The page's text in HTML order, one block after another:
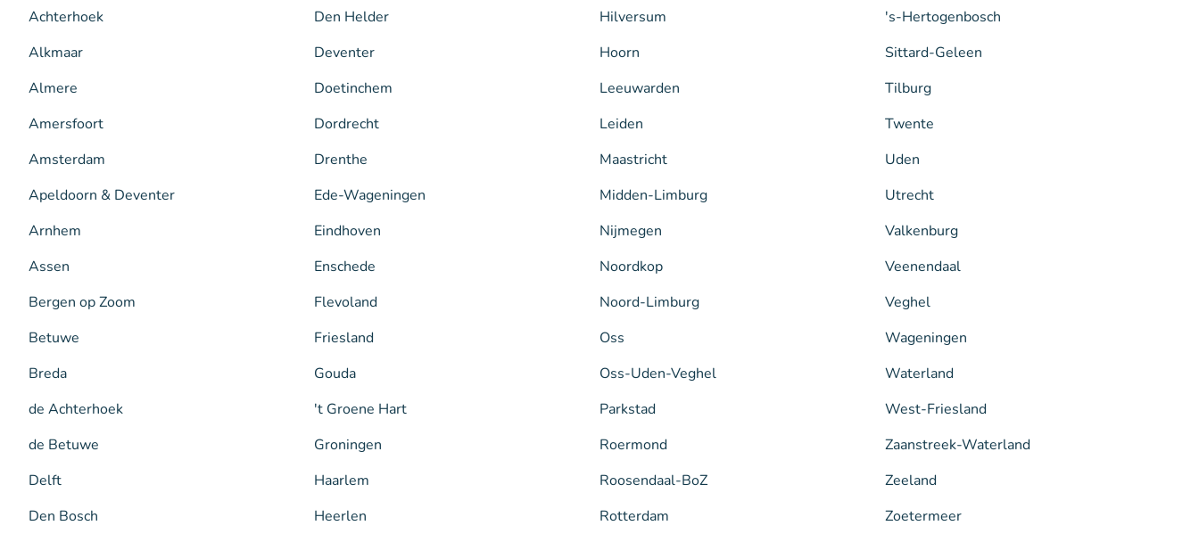
Achterhoek
Alkmaar
Almere
Amersfoort
Amsterdam
Apeldoorn & Deventer
Arnhem
Assen
Bergen op Zoom
Betuwe
Breda
de Achterhoek
de Betuwe
Delft
Den Bosch
Den Helder
Deventer
Doetinchem
Dordrecht
Drenthe
Ede-Wageningen
Eindhoven
Enschede
Flevoland
Friesland
Gouda
't Groene Hart
Groningen
Haarlem
Heerlen
Hilversum
Hoorn
Leeuwarden
Leiden
Maastricht
Midden-Limburg
Nijmegen
Noordkop
Noord-Limburg
Oss
Oss-Uden-Veghel
Parkstad
Roermond
Roosendaal-BoZ
Rotterdam
's-Hertogenbosch
Sittard-Geleen
Tilburg
Twente
Uden
Utrecht
Valkenburg
Veenendaal
Veghel
Wageningen
Waterland
West-Friesland
Zaanstreek-Waterland
Zeeland
Zoetermeer